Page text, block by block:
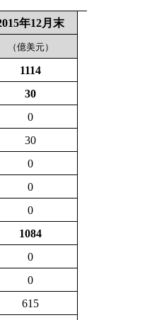
年12月末
（億美元）
1114
30
0
30
0
0
0
1084
0
0
615